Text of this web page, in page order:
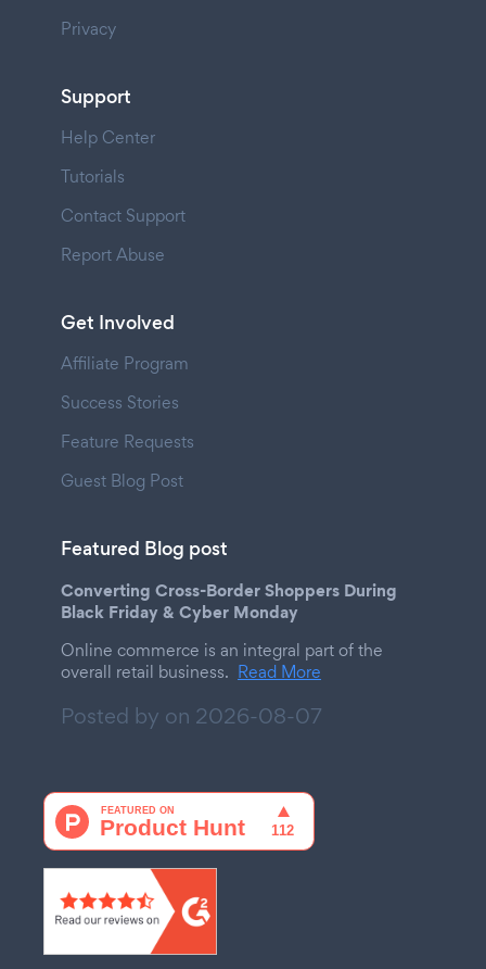
Privacy
Support
Help Center
Tutorials
Contact Support
Report Abuse
Get Involved
Affiliate Program
Success Stories
Feature Requests
Guest Blog Post
Featured Blog post
Converting Cross-Border Shoppers During
Black Friday & Cyber Monday
Online commerce is an integral part of the
overall retail business. Read More
Posted by on 2026-08-07